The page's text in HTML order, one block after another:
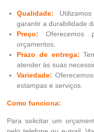
Qualidade:
garantir a durabilidade
Preço: Oferecemos
orçamentos.
Prazo de entrega:
atender às suas
Variedade:
estampas e serviços.
Como funciona:
Para solicitar um